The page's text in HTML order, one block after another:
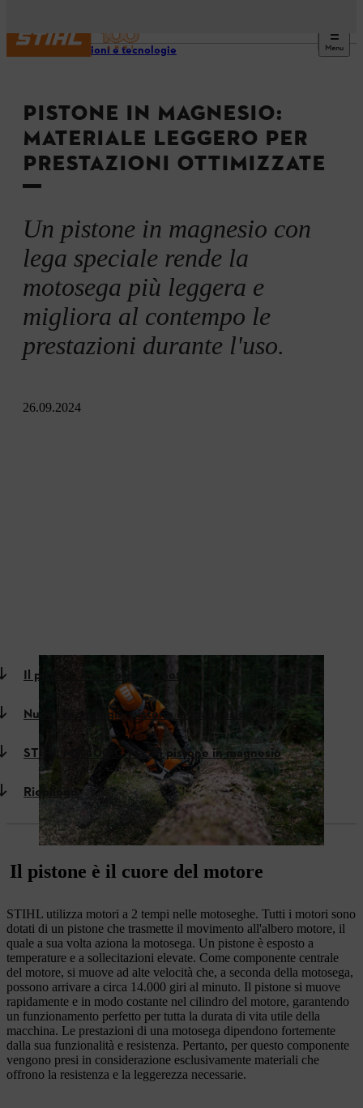
Menu
Innovazioni e tecnologie
PISTONE IN MAGNESIO:
MATERIALE LEGGERO PER
PRESTAZIONI OTTIMIZZATE
Un pistone in magnesio con
lega speciale rende la
motosega più leggera e
migliora al contempo le
prestazioni durante l'uso.
26.09.2024
Il pistone è il cuore del motore
Nuova tecnologia: pistone in magnesio
STIHL MS 400 C-M con pistone in magnesio
Riepilogo
Il pistone è il cuore del motore
STIHL utilizza motori a 2 tempi nelle motoseghe. Tutti i motori sono
dotati di un pistone che trasmette il movimento all'albero motore, il
quale a sua volta aziona la motosega. Un pistone è esposto a
temperature e a sollecitazioni elevate. Come componente centrale
del motore, si muove ad alte velocità che, a seconda della motosega,
possono arrivare a circa 14.000 giri al minuto. Il pistone si muove
rapidamente e in modo costante nel cilindro del motore, garantendo
un funzionamento perfetto per tutta la durata di vita utile della
macchina. Le prestazioni di una motosega dipendono fortemente
dalla sua funzionalità e resistenza. Pertanto, per questo componente
vengono presi in considerazione esclusivamente materiali che
offrono la resistenza e la leggerezza necessarie.